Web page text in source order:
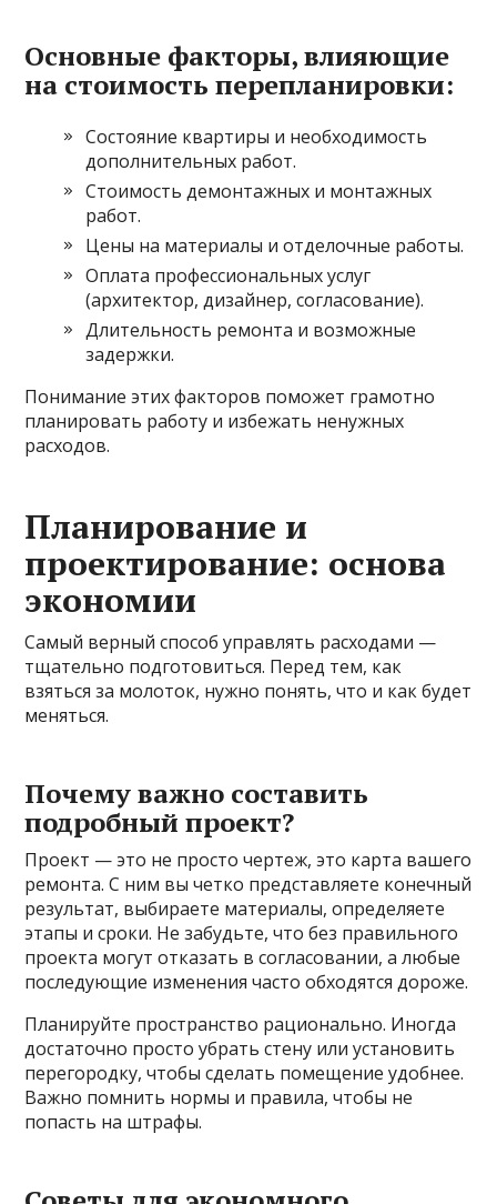
Основные факторы, влияющие
на стоимость перепланировки:
Состояние квартиры и необходимость
дополнительных работ.
Стоимость демонтажных и монтажных
работ.
Цены на материалы и отделочные работы.
Оплата профессиональных услуг
(архитектор, дизайнер, согласование).
Длительность ремонта и возможные
задержки.
Понимание этих факторов поможет грамотно
планировать работу и избежать ненужных
расходов.
Планирование и
проектирование: основа
экономии
Самый верный способ управлять расходами —
тщательно подготовиться. Перед тем, как
взяться за молоток, нужно понять, что и как будет
меняться.
Почему важно составить
подробный проект?
Проект — это не просто чертеж, это карта вашего
ремонта. С ним вы четко представляете конечный
результат, выбираете материалы, определяете
этапы и сроки. Не забудьте, что без правильного
проекта могут отказать в согласовании, а любые
последующие изменения часто обходятся дороже.
Планируйте пространство рационально. Иногда
достаточно просто убрать стену или установить
перегородку, чтобы сделать помещение удобнее.
Важно помнить нормы и правила, чтобы не
попасть на штрафы.